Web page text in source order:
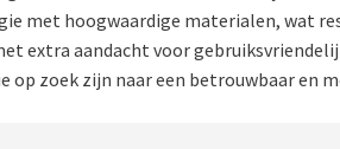
met hoogwaardige materialen, wat
aandacht voor
zoek zijn naar een betrouwbaar en